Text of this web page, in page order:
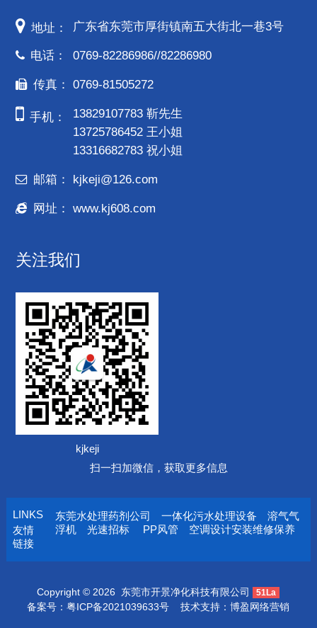
地址： 广东省东莞市厚街镇南五大街北一巷3号
电话： 0769-82286986//82286980
传真： 0769-81505272
手机：
13829107783 靳先生
13725786452 王小姐
13316682783 祝小姐
邮箱： kjkeji@126.com
网址： www.kj608.com
关注我们
kjkeji
扫一扫加微信，获取更多信息
LINKS
友情
链接
东莞水处理药剂公司 一体化污水处理设备
溶气气
浮机
光速招标 PP风管 空调设计安装维修保养
Copyright © 2026 东莞市开景净化科技有限公司 51La
备案号：粤ICP备2021039633号 技术支持：博盈网络营销